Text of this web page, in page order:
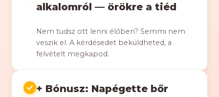
alkalomról — örökre a tiéd
Nem tudsz ott lenni élőben? Semmi nem
veszik el. A kérdésedet beküldheted, a
felvételt megkapod.
+ Bónusz: Napégette bőr